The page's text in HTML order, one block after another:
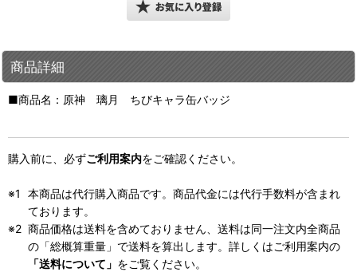
商品詳細
■商品名：原神 璃月 ちびキャラ缶バッジ
購入前に、必ずご利用案内をご確認ください。
本商品は代行購入商品です。商品代金には代行手数料が含まれ
ております。
商品価格は送料を含めておりません、送料は同一注文内全商品
の「総概算重量」で送料を算出します。詳しくはご利用案内の
「送料について」 をご覧ください。